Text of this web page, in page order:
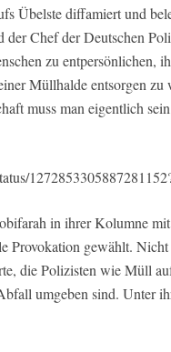
Übelste diffamiert und
Chef der Deutschen
zu entpersönlichen,
Müllhalde entsorgen
muss man eigentlich
in ihrer Kolumne
Provokation gewählt.
die Polizisten wie Müll
umgeben sind. Unter